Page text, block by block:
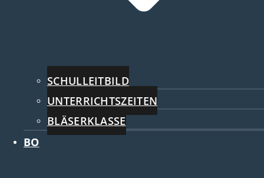
SCHULLEITBILD
UNTERRICHTSZEITEN
BLÄSERKLASSE
BO